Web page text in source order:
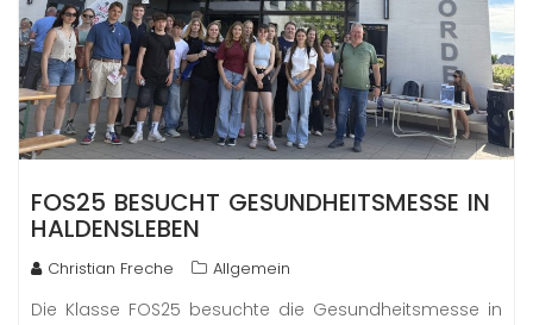
FOS25 BESUCHT GESUNDHEITSMESSE IN
HALDENSLEBEN
Christian Freche Allgemein
Die Klasse FOS25 besuchte die Gesundheitsmesse in